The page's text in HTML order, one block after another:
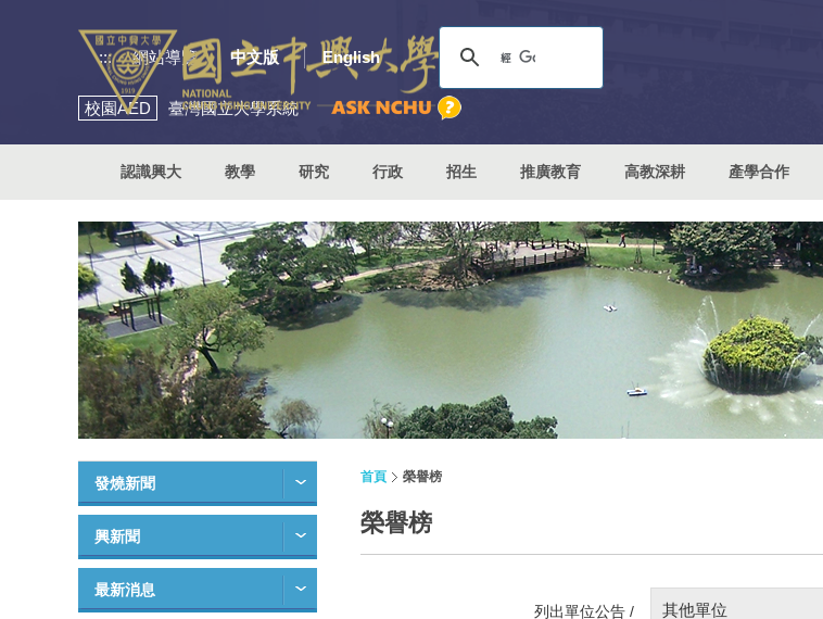
::: 網站導覽 中文版 English
校園AED 臺灣國立大學系統
認識興大 教學 研究 行政 招生 推廣教育 高教深耕 產學合作
發燒新聞
興新聞
最新消息
首頁 榮譽榜
榮譽榜
列出單位公告 / 其他單位